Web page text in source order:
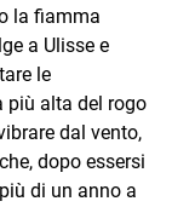
la fiamma
a Ulisse e
le
più alta del rogo
dal vento,
che, dopo essersi
di un anno a